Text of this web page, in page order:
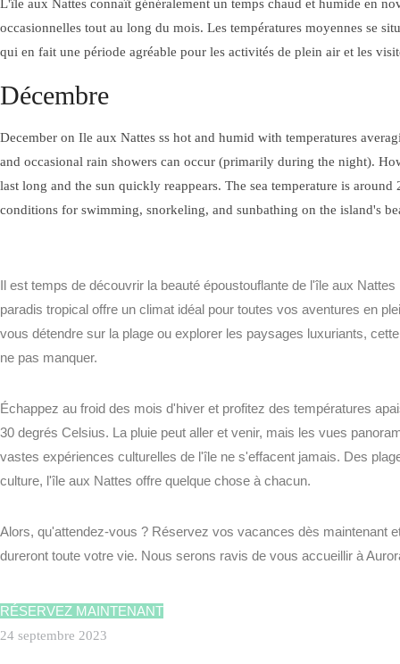
INSTALLATIONS À
AURORA
Facebook Instagram (en
anglais)
INSTALLATIONS À
AURORA
A PROPOS D'AURORA
CERTIFICATION
ÉCOLOGIQUE
L'île aux Nattes connaît généralement un temps chaud et humide en
occasionnelles tout au long du mois. Les températures moyennes se
qui en fait une période agréable pour les activités de plein air et les
Décembre
December on Ile aux Nattes ss hot and humid with temperatures
and occasional rain showers can occur (primarily during the night).
last long and the sun quickly reappears. The sea temperature is
conditions for swimming, snorkeling, and sunbathing on the island's
Il est temps de découvrir la beauté époustouflante de l'île aux
paradis tropical offre un climat idéal pour toutes vos aventures en
vous détendre sur la plage ou explorer les paysages luxuriants,
ne pas manquer.
Échappez au froid des mois d'hiver et profitez des températures
30 degrés Celsius. La pluie peut aller et venir, mais les vues
vastes expériences culturelles de l'île ne s'effacent jamais. Des
culture, l'île aux Nattes offre quelque chose à chacun.
Alors, qu'attendez-vous ? Réservez vos vacances dès maintenant
dureront toute votre vie. Nous serons ravis de vous accueillir à
RÉSERVEZ MAINTENANT
24 septembre 2023